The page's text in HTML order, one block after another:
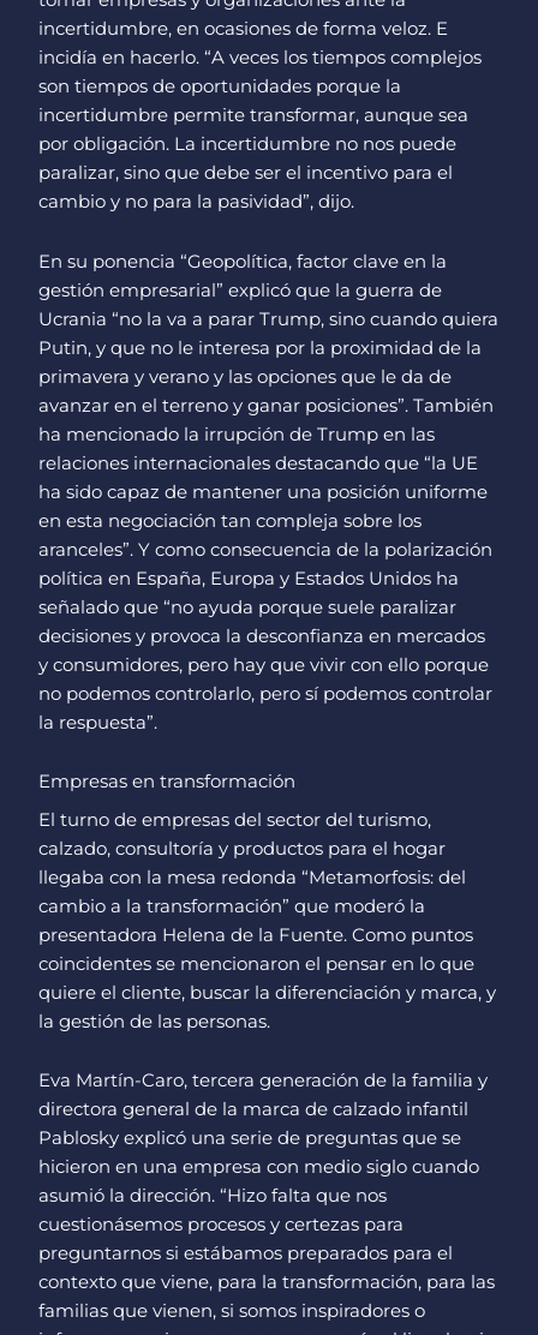
incertidumbre, en ocasiones de forma veloz. E
incidía en hacerlo. “A veces los tiempos complejos
son tiempos de oportunidades porque la
incertidumbre permite transformar, aunque sea
por obligación. La incertidumbre no nos puede
paralizar, sino que debe ser el incentivo para el
cambio y no para la pasividad”, dijo.
En su ponencia “Geopolítica, factor clave en la
gestión empresarial” explicó que la guerra de
Ucrania “no la va a parar Trump, sino cuando quiera
Putin, y que no le interesa por la proximidad de la
primavera y verano y las opciones que le da de
avanzar en el terreno y ganar posiciones”. También
ha mencionado la irrupción de Trump en las
relaciones internacionales destacando que “la UE
ha sido capaz de mantener una posición uniforme
en esta negociación tan compleja sobre los
aranceles”. Y como consecuencia de la polarización
política en España, Europa y Estados Unidos ha
señalado que “no ayuda porque suele paralizar
decisiones y provoca la desconfianza en mercados
y consumidores, pero hay que vivir con ello porque
no podemos controlarlo, pero sí podemos controlar
la respuesta”.
Empresas en transformación
El turno de empresas del sector del turismo,
calzado, consultoría y productos para el hogar
llegaba con la mesa redonda “Metamorfosis: del
cambio a la transformación” que moderó la
presentadora Helena de la Fuente. Como puntos
coincidentes se mencionaron el pensar en lo que
quiere el cliente, buscar la diferenciación y marca, y
la gestión de las personas.
Eva Martín-Caro, tercera generación de la familia y
directora general de la marca de calzado infantil
Pablosky explicó una serie de preguntas que se
hicieron en una empresa con medio siglo cuando
asumió la dirección. “Hizo falta que nos
cuestionásemos procesos y certezas para
preguntarnos si estábamos preparados para el
contexto que viene, para la transformación, para las
familias que vienen, si somos inspiradores o